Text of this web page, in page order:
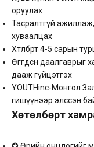
оруулах
Тасралтгүй
хуваалцах
Хөтөлбөрт 4-5 сарын
Өгөгдсөн даалгаврыг
дааж гүйцэтгэх
YOUTHinc-Монгол
гишүүнээр элссэн
Хөтөлбөрт